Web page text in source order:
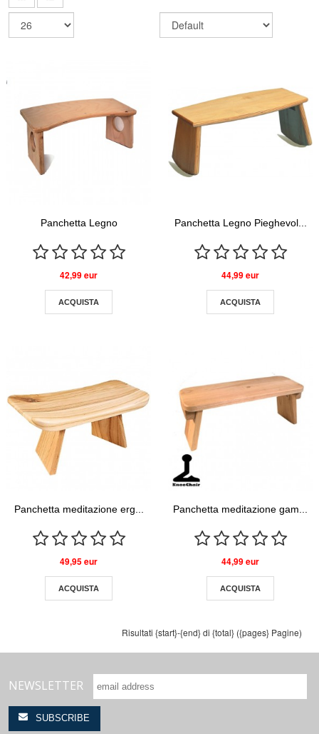
Panchetta Legno
42,99 eur
ACQUISTA
Panchetta Legno Pieghevol...
44,99 eur
ACQUISTA
Panchetta meditazione erg...
49,95 eur
ACQUISTA
Panchetta meditazione gam...
44,99 eur
ACQUISTA
Risultati {start}-{end} di {total} ({pages} Pagine)
NEWSLETTER